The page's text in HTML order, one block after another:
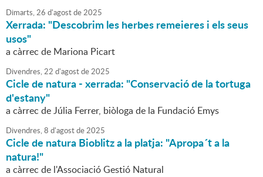
Dimarts,26 d'agostde2025
Xerrada: "Descobrim les herbes remeieres i els seus
usos"
a càrrec de Mariona Picart
Divendres,22 d'agostde2025
Cicle de natura - xerrada: "Conservació de la tortuga
d'estany"
a càrrec de Júlia Ferrer, biòloga de la Fundació Emys
Divendres,8 d'agostde2025
Cicle de natura Bioblitz a la platja: "Apropa´t a la
natura!"
a càrrec de l'Associació Gestió Natural